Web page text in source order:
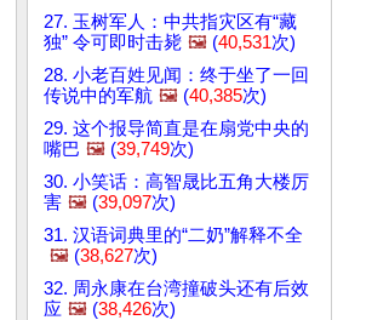
27. 玉树军人：中共指灾区有“藏
独” 令可即时击毙 🖼️ (40,531次)
28. 小老百姓见闻：终于坐了一回
传说中的军航 🖼️ (40,385次)
29. 这个报导简直是在扇党中央的
嘴巴 🖼️ (39,749次)
30. 小笑话：高智晟比五角大楼厉
害 🖼️ (39,097次)
31. 汉语词典里的“二奶”解释不全
🖼️ (38,627次)
32. 周永康在台湾撞破头还有后效
应 🖼️ (38,426次)